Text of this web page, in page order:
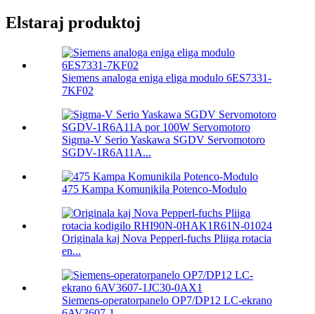
Elstaraj produktoj
Siemens analoga eniga eliga modulo 6ES7331-
7KF02
Sigma-V Serio Yaskawa SGDV Servomotoro
SGDV-1R6A11A...
475 Kampa Komunikila Potenco-Modulo
Originala kaj Nova Pepperl-fuchs Pliiga rotacia
en...
Siemens-operatorpanelo OP7/DP12 LC-ekrano